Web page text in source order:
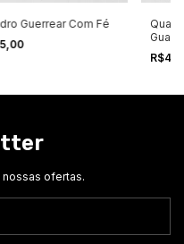
Guerrear Com Fé
ofertas.